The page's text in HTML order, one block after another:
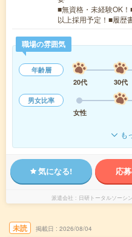
■無資格・未経験OK
以上採用予定！■履歴
職場の雰囲気
年齢層
20代
30代
男女比率
女性
も
気になる! 応
派遣会社 日研トータルソーシ
未読 掲載日 2026/08/04